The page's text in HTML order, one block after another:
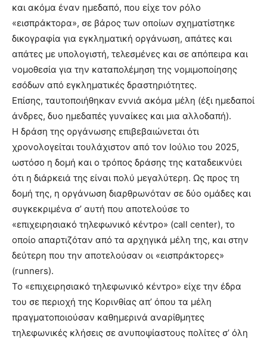
και ακόμα έναν ημεδαπό, που είχε τον ρόλο
«εισπράκτορα», σε βάρος των οποίων σχηματίστηκε
δικογραφία για εγκληματική οργάνωση, απάτες και
απάτες με υπολογιστή, τελεσμένες και σε απόπειρα και
νομοθεσία για την καταπολέμηση της νομιμοποίησης
εσόδων από εγκληματικές δραστηριότητες.
Επίσης, ταυτοποιήθηκαν εννιά ακόμα μέλη (έξι ημεδαποί
άνδρες, δυο ημεδαπές γυναίκες και μια αλλοδαπή).
Η δράση της οργάνωσης επιβεβαιώνεται ότι
χρονολογείται τουλάχιστον από τον Ιούλιο του 2025,
ωστόσο η δομή και ο τρόπος δράσης της καταδεικνύει
ότι η διάρκειά της είναι πολύ μεγαλύτερη. Ως προς τη
δομή της, η οργάνωση διαρθρωνόταν σε δύο ομάδες και
συγκεκριμένα σ’ αυτή που αποτελούσε το
«επιχειρησιακό τηλεφωνικό κέντρο» (call center), το
οποίο απαρτιζόταν από τα αρχηγικά μέλη της, και στην
δεύτερη που την αποτελούσαν οι «εισπράκτορες»
(runners).
Το «επιχειρησιακό τηλεφωνικό κέντρο» είχε την έδρα
του σε περιοχή της Κορινθίας απ’ όπου τα μέλη
πραγματοποιούσαν καθημερινά αναρίθμητες
τηλεφωνικές κλήσεις σε ανυποψίαστους πολίτες σ’ όλη